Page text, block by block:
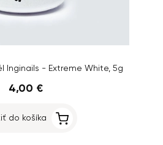
Inginails - Extreme White, 5g
4,00 €
do košíka